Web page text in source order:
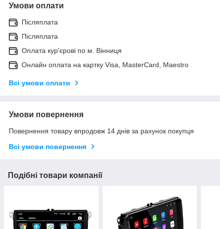
Умови оплати
Післяплата
Післяплата
Оплата кур'єрові по м. Вінниця
Онлайн оплата на картку Visa, MasterCard, Maestro
Всі умови оплати
Умови повернення
Повернення товару впродовж 14 днів за рахунок покупця
Всі умови повернення
Подібні товари компанії